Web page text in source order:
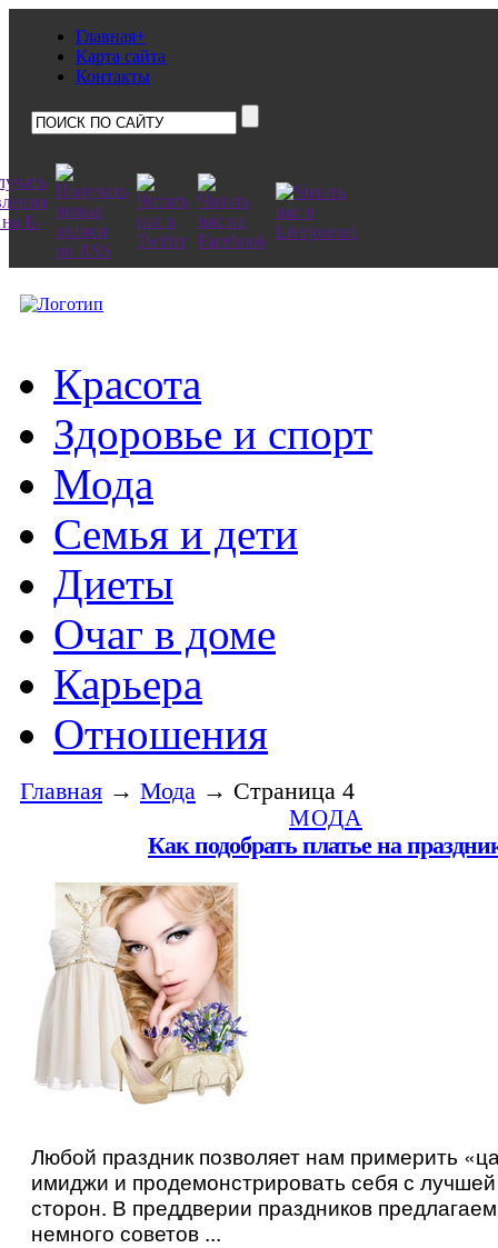
Главная+
Карта сайта
Контакты
Красота
Здоровье и спорт
Мода
Семья и дети
Диеты
Очаг в доме
Карьера
Отношения
Главная → Мода → Страница 4
МОДА
Как подобрать платье на
Любой праздник позволяет нам примерить
имиджи и продемонстрировать себя с
сторон. В преддверии праздников
немного советов ...